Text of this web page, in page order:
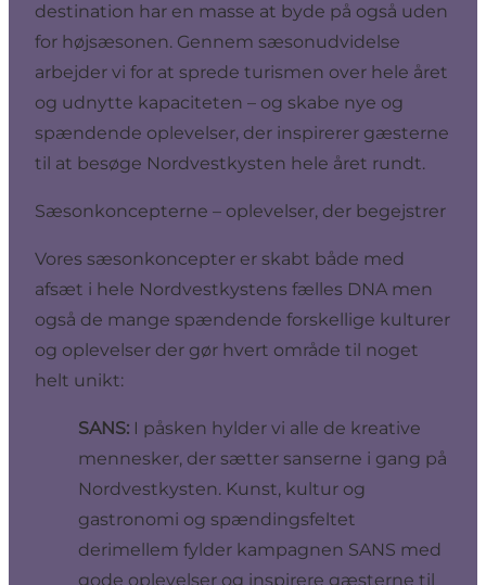
destination har en masse at byde på også uden
for højsæsonen. Gennem sæsonudvidelse
arbejder vi for at sprede turismen over hele året
og udnytte kapaciteten – og skabe nye og
spændende oplevelser, der inspirerer gæsterne
til at besøge Nordvestkysten hele året rundt.
Sæsonkoncepterne – oplevelser, der begejstrer
Vores sæsonkoncepter er skabt både med
afsæt i hele Nordvestkystens fælles DNA men
også de mange spændende forskellige kulturer
og oplevelser der gør hvert område til noget
helt unikt:
SANS: I påsken hylder vi alle de kreative
mennesker, der sætter sanserne i gang på
Nordvestkysten. Kunst, kultur og
gastronomi og spændingsfeltet
derimellem fylder kampagnen SANS med
gode oplevelser og inspirere gæsterne til